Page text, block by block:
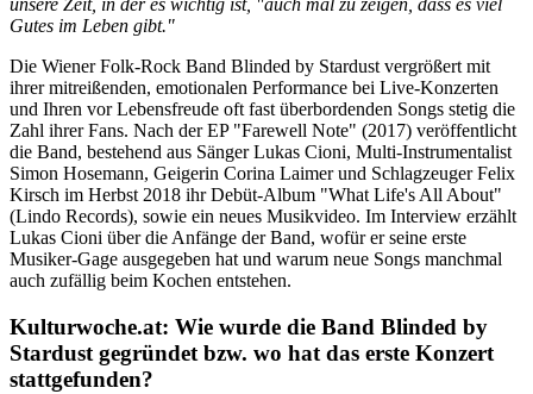
unsere Zeit, in der es wichtig ist, "auch mal zu zeigen, dass es viel
Gutes im Leben gibt."
Die Wiener Folk-Rock Band Blinded by Stardust vergrößert mit
ihrer mitreißenden, emotionalen Performance bei Live-Konzerten
und Ihren vor Lebensfreude oft fast überbordenden Songs stetig die
Zahl ihrer Fans. Nach der EP "Farewell Note" (2017) veröffentlicht
die Band, bestehend aus Sänger Lukas Cioni, Multi-Instrumentalist
Simon Hosemann, Geigerin Corina Laimer und Schlagzeuger Felix
Kirsch im Herbst 2018 ihr Debüt-Album "What Life's All About"
(Lindo Records), sowie ein neues Musikvideo. Im Interview erzählt
Lukas Cioni über die Anfänge der Band, wofür er seine erste
Musiker-Gage ausgegeben hat und warum neue Songs manchmal
auch zufällig beim Kochen entstehen.
Kulturwoche.at: Wie wurde die Band Blinded by
Stardust gegründet bzw. wo hat das erste Konzert
stattgefunden?